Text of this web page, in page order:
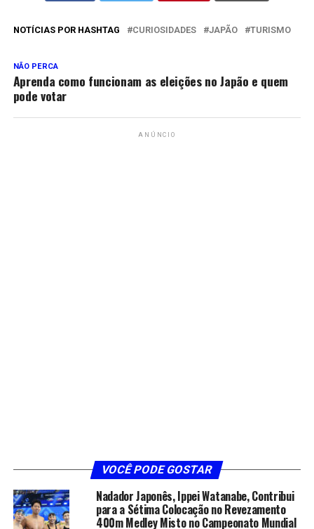
NOTÍCIAS POR HASHTAG CURIOSIDADES JAPÃO TURISMO
NÃO PERCA
Aprenda como funcionam as eleições no Japão e quem
pode votar
ANÚNCIO
VOCÊ PODE GOSTAR
Nadador Japonês, Ippei Watanabe, Contribui
para a Sétima Colocação no Revezamento
400m Medley Misto no Campeonato Mundial